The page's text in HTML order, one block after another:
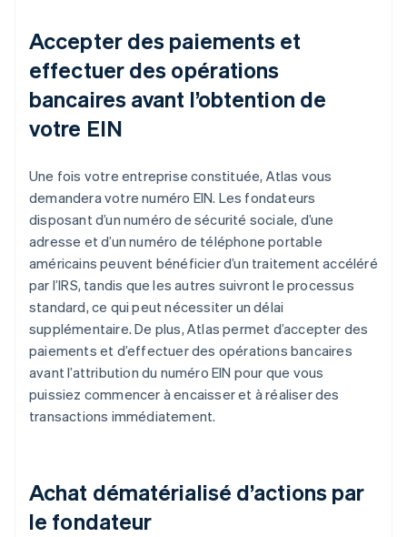
Accepter des paiements et
effectuer des opérations
bancaires avant l’obtention de
votre EIN
Une fois votre entreprise constituée, Atlas vous
demandera votre numéro EIN. Les fondateurs
disposant d’un numéro de sécurité sociale, d’une
adresse et d’un numéro de téléphone portable
américains peuvent bénéficier d’un traitement accéléré
par l’IRS, tandis que les autres suivront le processus
standard, ce qui peut nécessiter un délai
supplémentaire. De plus, Atlas permet d’accepter des
paiements et d’effectuer des opérations bancaires
avant l’attribution du numéro EIN pour que vous
puissiez commencer à encaisser et à réaliser des
transactions immédiatement.
Achat dématérialisé d’actions par
le fondateur